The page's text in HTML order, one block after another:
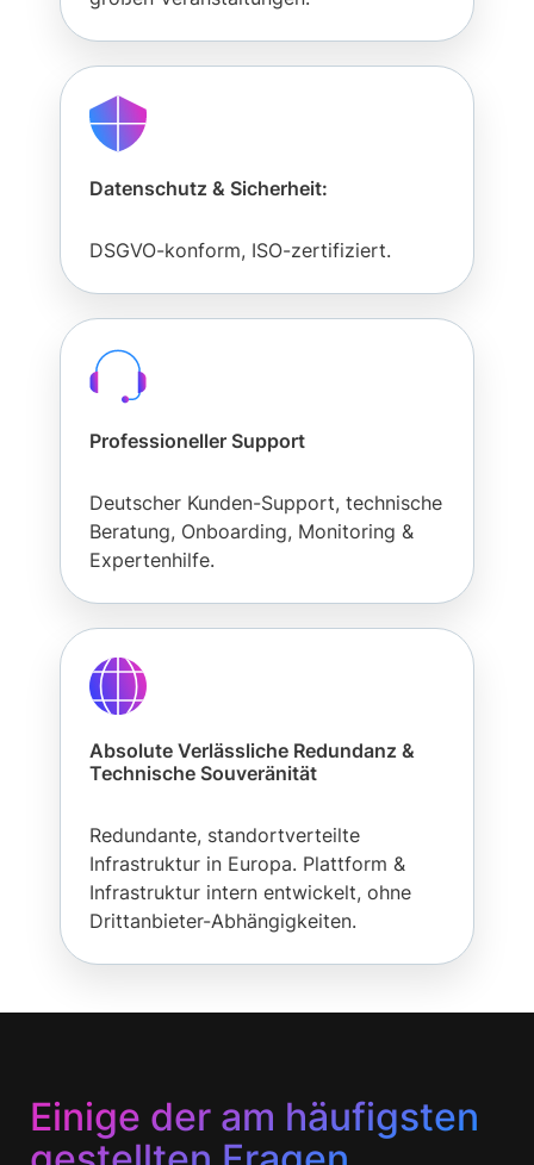
analysieren. Außerdem geben wir Informationen zu Ihrer
soziale Medien, Werbung und Analysen weiter. Unsere
Partner führen diese Informationen möglicherweise mit
weiteren Daten zusammen, die Sie ihnen bereitgestellt
gesammelt haben.
Datenschutz & Sicherheit:
DSGVO-konform, ISO-zertifiziert.
Professioneller Support
Deutscher Kunden-Support, technische
Beratung, Onboarding, Monitoring &
Expertenhilfe.
Absolute Verlässliche Redundanz &
Technische Souveränität
Redundante, standortverteilte
Infrastruktur in Europa. Plattform &
Infrastruktur intern entwickelt, ohne
Drittanbieter-Abhängigkeiten.
Einige der am häufigsten